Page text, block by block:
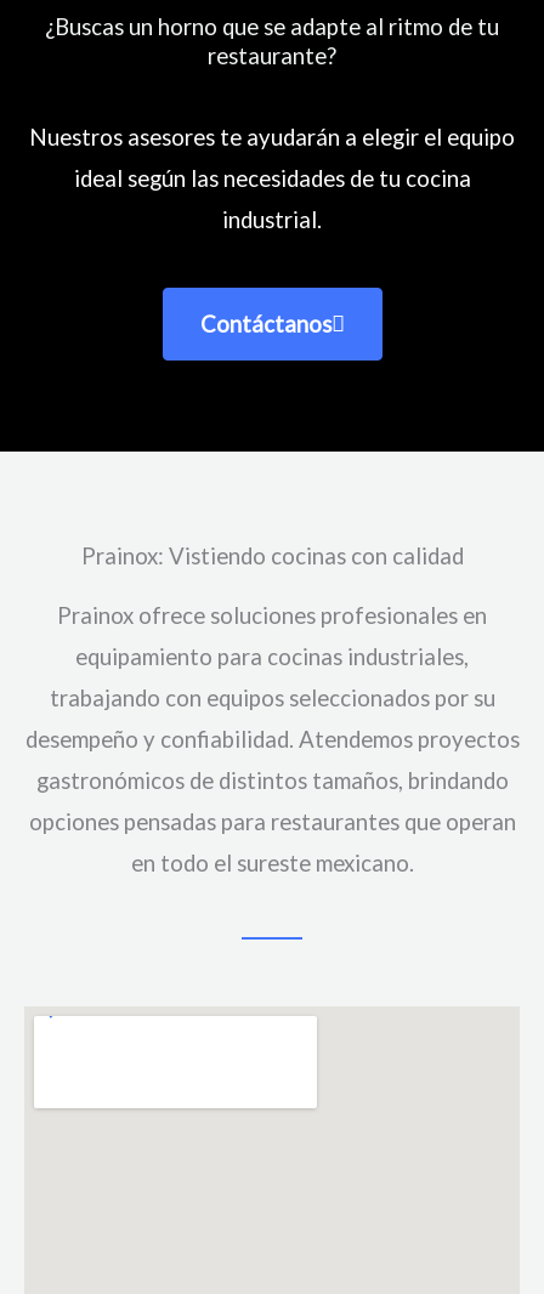
¿Buscas un horno que se adapte al ritmo de tu
restaurante?
Nuestros asesores te ayudarán a elegir el equipo
ideal según las necesidades de tu cocina
industrial.
Contáctanos
Prainox: Vistiendo cocinas con calidad
Prainox ofrece soluciones profesionales en
equipamiento para cocinas industriales,
trabajando con equipos seleccionados por su
desempeño y confiabilidad. Atendemos proyectos
gastronómicos de distintos tamaños, brindando
opciones pensadas para restaurantes que operan
en todo el sureste mexicano.